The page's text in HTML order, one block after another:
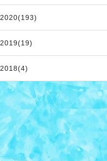
2020(193)
2019(19)
2018(4)